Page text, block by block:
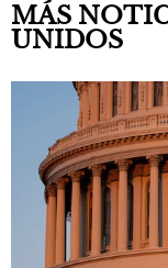
MÁS
UNIDOS